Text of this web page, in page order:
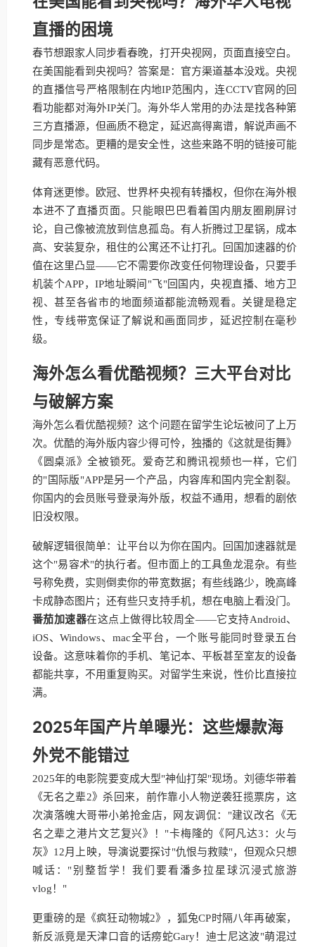
直播的困境
春节想跟家人同步看春晚，打开央视网，页面直接空白。
在美国能看到央视吗？答案是：官方渠道基本没戏。央视
的直播信号严格限制在内地IP范围内，连CCTV官网的回
看功能都对海外IP关门。海外华人常用的办法是找各种第
三方直播源，但画质不稳定，延迟高得离谱，解说声画不
同步是常态。更糟的是安全性，这些来路不明的链接可能
藏有恶意代码。
体育迷更惨。欧冠、世界杯央视有转播权，但你在海外根
本进不了直播页面。只能眼巴巴看着国内朋友圈刷屏讨
论，自己像被流放到信息孤岛。有人折腾过卫星锅，成本
高、安装复杂，租住的公寓还不让打孔。回国加速器的价
值在这里凸显——它不需要你改变任何物理设备，只要手
机装个APP，IP地址瞬间"飞"回国内，央视直播、地方卫
视、甚至各省市的地面频道都能流畅观看。关键是稳定
性，专线带宽保证了解说和画面同步，延迟控制在毫秒
级。
海外怎么看优酷视频？三大平台对比
与破解方案
海外怎么看优酷视频？这个问题在留学生论坛被问了上万
次。优酷的海外版内容少得可怜，独播的《这就是街舞》
《圆桌派》全被锁死。爱奇艺和腾讯视频也一样，它们
的"国际版"APP是另一个产品，内容库和国内完全割裂。
你国内的会员账号登录海外版，权益不通用，想看的剧依
旧没权限。
破解逻辑很简单：让平台以为你在国内。回国加速器就是
这个"易容术"的执行者。但市面上的工具鱼龙混杂。有些
号称免费，实则倒卖你的带宽数据；有些线路少，晚高峰
卡成静态图片；还有些只支持手机，想在电脑上看没门。
番茄加速器在这点上做得比较周全——它支持Android、
iOS、Windows、mac全平台，一个账号能同时登录五台
设备。这意味着你的手机、笔记本、平板甚至室友的设备
都能共享，不用重复购买。对留学生来说，性价比直接拉
满。
2025年国产片单曝光：这些爆款海
外党不能错过
2025年的电影院要变成大型"神仙打架"现场。刘德华带着
《无名之辈2》杀回来，前作靠小人物逆袭狂揽票房，这
次演落魄大哥带小弟抢金店，网友调侃："建议改名《无
名之辈之港片文艺复兴》！"卡梅隆的《阿凡达3：火与
灰》12月上映，导演说要探讨"仇恨与救赎"，但观众只想
喊话："别整哲学！我们要看潘多拉星球沉浸式旅游
vlog！"
更重磅的是《疯狂动物城2》，狐兔CP时隔八年再破案，
新反派竟是天津口音的话痨蛇Gary！迪士尼这波"萌混过